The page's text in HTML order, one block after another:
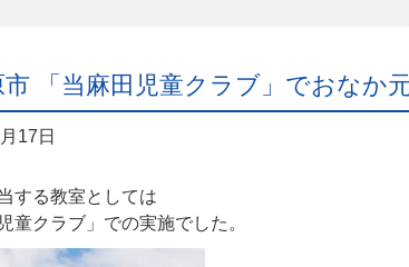
市 「当麻田児童クラブ」でおなか
17日
する教室としては
童クラブ」での実施でした。